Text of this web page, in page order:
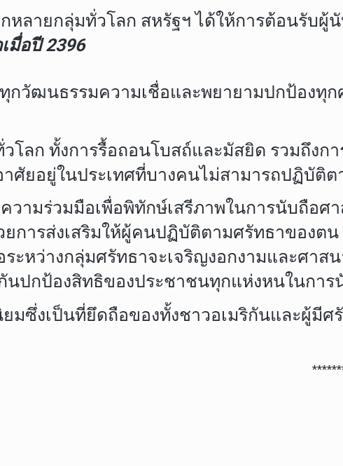
ยกลุ่มทั่วโลก สหรัฐฯ ได้ให้การต้อนรับผู้นั
มื่อปี 2396
นธรรมความเชื่อและพยายามปกป้องทุก
ทั้งการรื้อถอนโบสถ์และมัสยิด รวมถึงก
ศัยอยู่ในประเทศที่บางคนไม่สามารถปฏิบั
ร่วมมือเพื่อพิทักษ์เสรีภาพในการนับถือศา
ยการส่งเสริมให้ผู้คนปฏิบัติตามศรัทธาของ
ะหว่างกลุ่มศรัทธาจะเจริญงอกงามและศา
นปกป้องสิทธิของประชาชนทุกแห่งหนในกา
นที่ยึดถือของทั้งชาวอเมริกันและผู้มีศรัท